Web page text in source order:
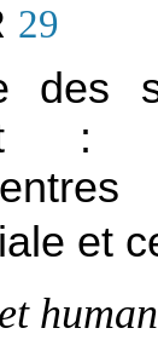
29
des
:
et